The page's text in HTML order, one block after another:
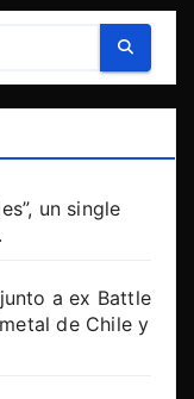
un single
a ex Battle
metal de Chile y